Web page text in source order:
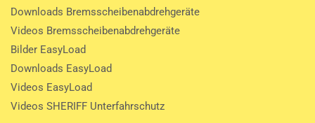
Downloads Bremsscheibenabdrehgeräte
Videos Bremsscheibenabdrehgeräte
Bilder EasyLoad
Downloads EasyLoad
Videos EasyLoad
Videos SHERIFF Unterfahrschutz